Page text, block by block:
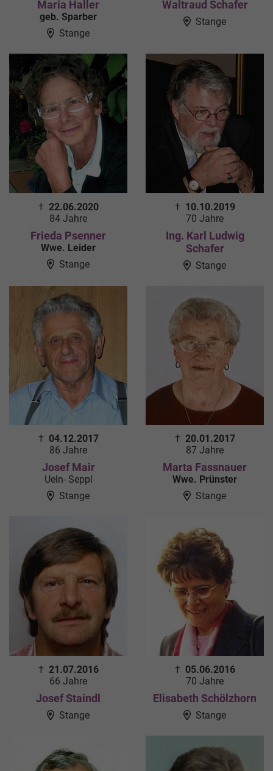
Maria Haller
geb. Sparber
Stange
Waltraud Schafer
Stange
† 22.06.2020
84 Jahre
Frieda Psenner
Wwe. Leider
Stange
† 10.10.2019
70 Jahre
Ing. Karl Ludwig
Schafer
Stange
† 04.12.2017
86 Jahre
Josef Mair
Ueln- Seppl
Stange
† 20.01.2017
87 Jahre
Marta Fassnauer
Wwe. Prünster
Stange
† 21.07.2016
66 Jahre
Josef Staindl
Stange
† 05.06.2016
70 Jahre
Elisabeth Schölzhorn
Stange